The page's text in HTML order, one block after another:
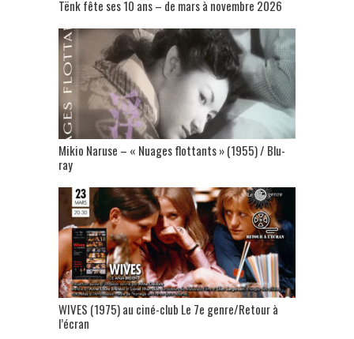
Tënk fête ses 10 ans – de mars à novembre 2026
Mikio Naruse – « Nuages flottants » (1955) / Blu-
ray
WIVES (1975) au ciné-club Le 7e genre/Retour à
l’écran